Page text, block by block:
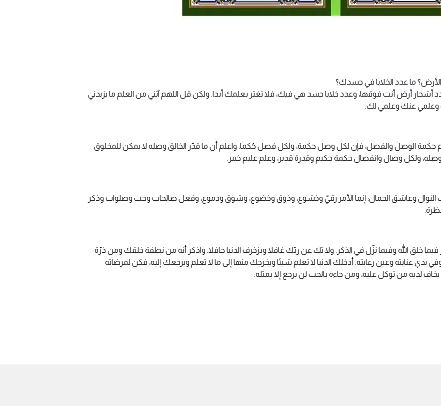
ما عدد الخلايا في جسدك؟
أشجار أرض أنت فوقها، وعدد خلايا جسد هي فيك، فلا تغتر بعلمك أبدا. ولكن قل اللهم آتني من العلم ما يزيدني
وعلمي عنك وعلمي لك.
حكمة الوصل والفصل، فإن لكل وصل حكمة، ولكل فصل حُكما. واعلم أن ما قدّر الخالق وصله لا يمكن للمخلوق
ولكل وصال وانفصال حكمة حكيم وقدرة قدير، وعلم عليم خبير.
النوال وعاشق الجمال: إنما الأمر رقيّ وخشوع، وذوق وخضوع، وشوق ودموع، وفعل صالحات وحب وصلوات وذكر
فيما خلق الله وفيما نزّل في الذكر. ولا تك عن ربّك غافلا وبزخرف الدنيا حافلا. واذكر أنه من نطفة خلقك ومن ذرّة
عنايته وعين رعايته. أدخلك الدنيا لا تعلم شيئا ويخرجك منها إلى ما لا تعلم ويرجعك إليه، فكن لمرضاته
يخاف لديه من توكل عليه، ومن جاءه بالحب لن يرجع إلا بمثله.